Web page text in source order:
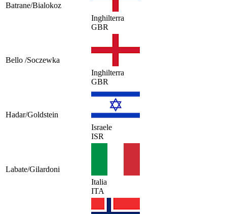
Batrane/Bialokoz
Inghilterra
GBR
Bello /Soczewka
Inghilterra
GBR
Hadar/Goldstein
Israele
ISR
Labate/Gilardoni
Italia
ITA